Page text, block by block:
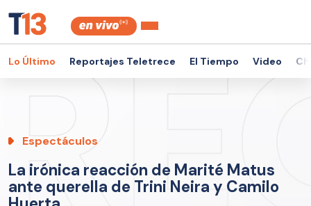
Lo Último Reportajes Teletrece El Tiempo Video
Espectáculos
La irónica reacción de Marité Matus
ante querella de Trini Neira y Camilo